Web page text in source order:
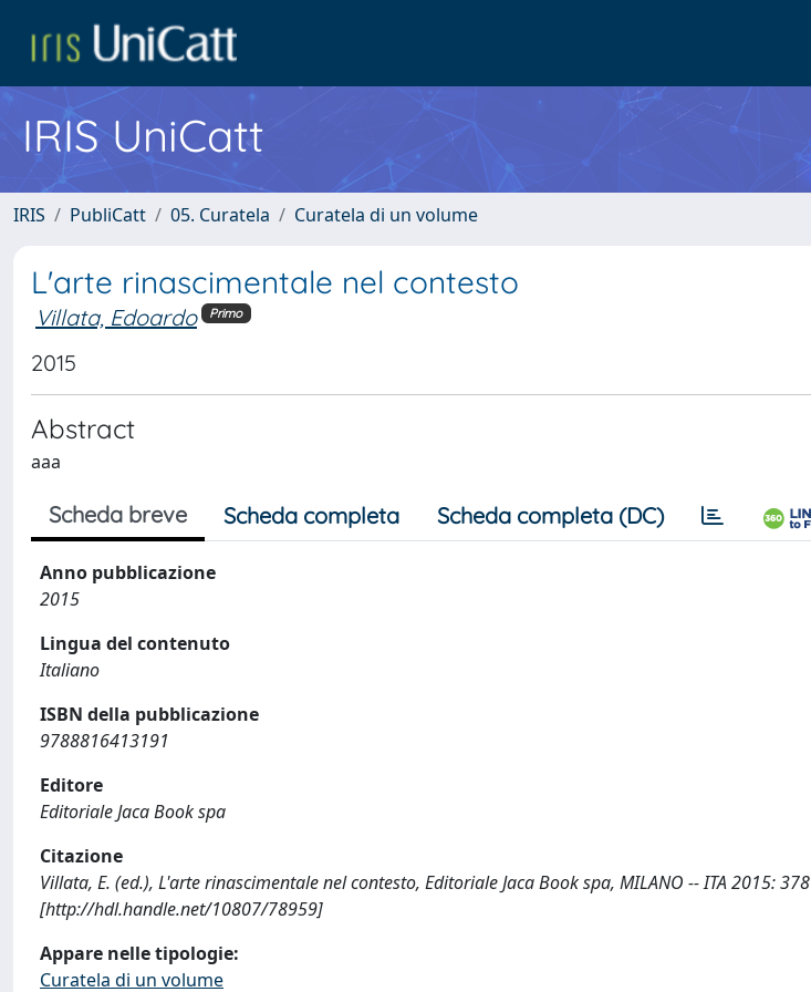
IRIS UniCatt
IRIS PubliCatt 05. Curatela Curatela di un volume
L'arte rinascimentale nel contesto
Villata, Edoardo Primo
2015
Abstract
aaa
Scheda breve Scheda completa Scheda completa (DC)
Anno pubblicazione
2015
Lingua del contenuto
Italiano
ISBN della pubblicazione
9788816413191
Editore
Editoriale Jaca Book spa
Citazione
Villata, E. (ed.), L'arte rinascimentale nel contesto, Editoriale Jaca Book spa, MILANO -- ITA 2015: 378
[http://hdl.handle.net/10807/78959]
Appare nelle tipologie:
Curatela di un volume